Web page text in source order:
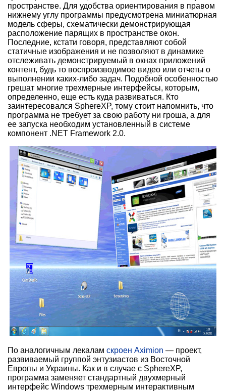
пространстве. Для удобства ориентирования в правом
нижнему углу программы предусмотрена миниатюрная
модель сферы, схематически демонстрирующая
расположение парящих в пространстве окон.
Последние, кстати говоря, представляют собой
статичные изображения и не позволяют в динамике
отслеживать демонстрируемый в окнах приложений
контент, будь то воспроизводимое видео или отчеты о
выполнении каких-либо задач. Подобной особенностью
грешат многие трехмерные интерфейсы, которым,
определенно, еще есть куда развиваться. Кто
заинтересовался SphereXP, тому стоит напомнить, что
программа не требует за свою работу ни гроша, а для
ее запуска необходим установленный в системе
компонент .NET Framework 2.0.
По аналогичным лекалам скроен Aximion — проект,
развиваемый группой энтузиастов из Восточной
Европы и Украины. Как и в случае с SphereXP,
программа заменяет стандартный двухмерный
интерфейс Windows трехмерным интерактивным